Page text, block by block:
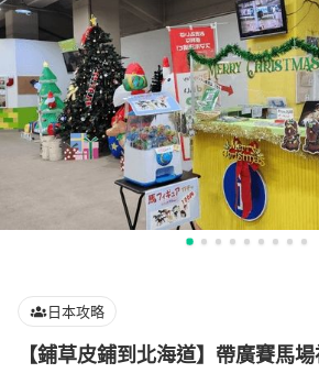
日本攻略
【鋪草皮鋪到北海道】帶廣賽馬